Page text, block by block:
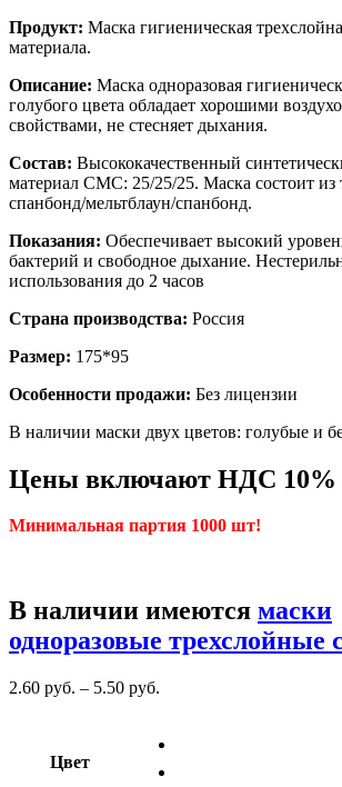
Продукт: Маска гигиеническая
материала.
Описание: Маска одноразовая
голубого цвета обладает хорошими
свойствами, не стесняет дыхания.
Состав: Высококачественный
материал СМС: 25/25/25. Маска состоит из
спанбонд/мельтблаун/спанбонд.
Показания: Обеспечивает высокий
бактерий и свободное дыхание.
использования до 2 часов
Страна производства: Россия
Размер: 175*95
Особенности продажи: Без лицензии
В наличии маски двух цветов: голубые и
Цены включают НДС 10%
Минимальная партия 1000 шт!
В наличии имеются маски
одноразовые трехслойные
2.60 руб. – 5.50 руб.
Цвет